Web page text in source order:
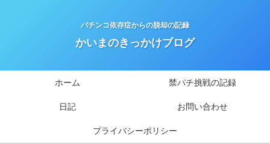
パチンコ依存症からの脱却の記録
かいまのきっかけブログ
ホーム 禁パチ挑戦の記録
日記 お問い合わせ
プライバシーポリシー